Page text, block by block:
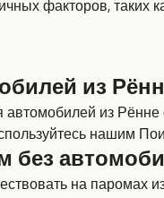
факторов, таких
из
из
нашим
без
на паромах